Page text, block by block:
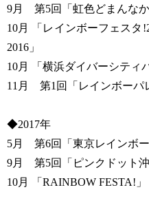
9月 第5回「虹色どまんなか
10月 「レインボーフェスタ
2016」
10月 「横浜ダイバーシティ
11月 第1回「レインボーパ
◆2017年
5月 第6回「東京レインボー
9月 第5回「ピンクドット沖
10月 「RAINBOW FESTA!」